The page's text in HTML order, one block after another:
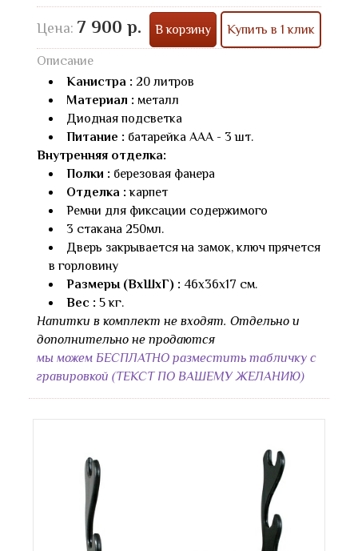
Цена: 7 900 р. В корзину Купить в 1 клик
Описание
Канистра : 20 литров
Материал : металл
Диодная подсветка
Питание : батарейка AAA - 3 шт.
Внутренняя отделка:
Полки : березовая фанера
Отделка :карпет
Ремни для фиксации содержимого
3 стакана 250мл.
Дверь закрывается на замок, ключ прячется
в горловину
Размеры (ВхШхГ) : 46х36х17 см.
Вес : 5 кг.
Напитки в комплект не входят. Отдельно и
дополнительно не продаются
мы можем БЕСПЛАТНО разместить табличку с
гравировкой (ТЕКСТ ПО ВАШЕМУ ЖЕЛАНИЮ)